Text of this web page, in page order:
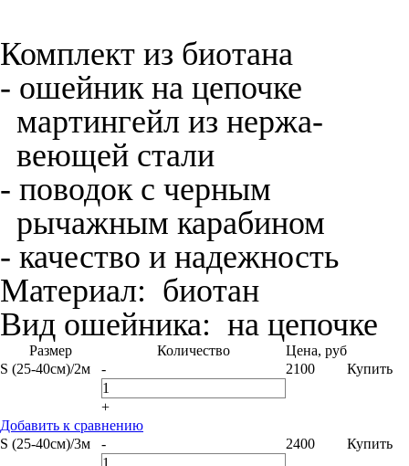
Комплект из биотана
- ошейник на цепочке
мартингейл из нержа-
веющей стали
- поводок с черным
рычажным карабином
- качество и надежность
Материал: биотан
Вид ошейника: на цепочке
Размер Количество
Цена, руб
S (25-40см)/2м
-
+
2100 Купить
Добавить к сравнению
S (25-40см)/3м
- 2400 Купить